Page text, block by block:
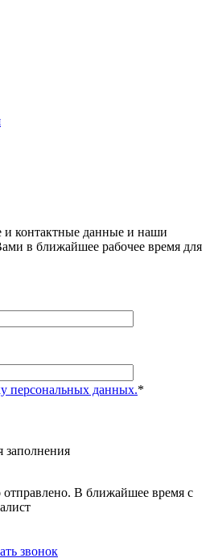
и контактные данные и наши
в ближайшее рабочее время для
персональных данных.*
заполнения
В ближайшее время с
звонок